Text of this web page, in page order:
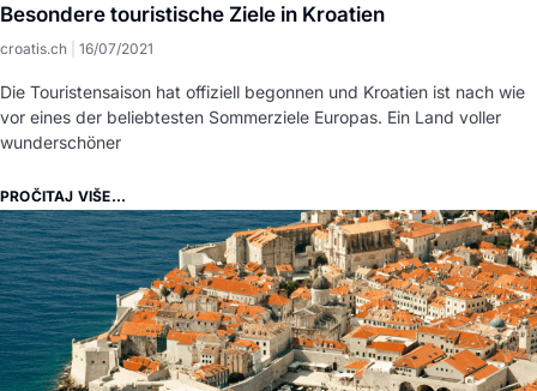
Besondere touristische Ziele in Kroatien
croatis.ch 16/07/2021
Die Touristensaison hat offiziell begonnen und Kroatien ist nach wie
vor eines der beliebtesten Sommerziele Europas. Ein Land voller
wunderschöner
PROČITAJ VIŠE...